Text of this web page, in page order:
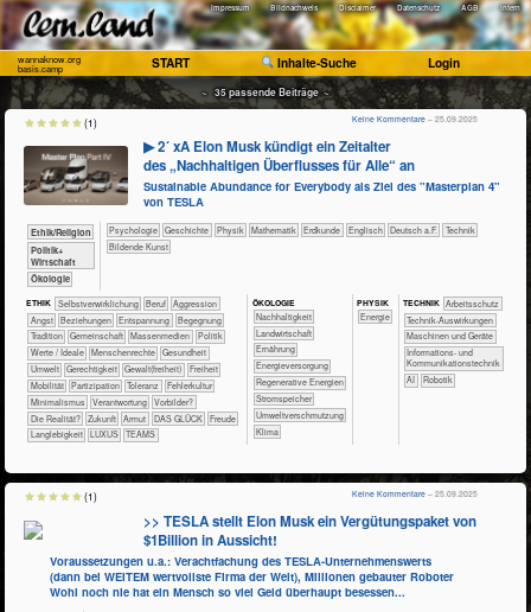
Impressum Bildnachweis Disclaimer Datenschutz AGB Intern
wannaknow.org
basis.camp START Inhalte-Suche Login
~ 35 passende Beiträge ~
▶ 2´ xA Elon Musk kündigt ein Zeitalter
des „Nachhaltigen Überflusses für Alle“ an
Sustainable Abundance for Everybody als Ziel des "Masterplan 4"
von TESLA
​​​​​​​​​​Ethik/​Religion
​​​​​​​​​Politik+​
Wirtschaft
​​​​​​​Ökologie
​​​​​​​​​​Psychologie ​​​​​​​​Geschichte ​​​​​​​Physik ​​​​​​Mathematik ​​​​​Erdkunde ​​​​Englisch ​​​Deutsch a.F.
​Technik
Bildende Kunst
ETHIK ​​​​​​​​​​​​​​​​​​​​​​​​​​​​​​​​​​​​​​​​Selbst­verwirklichung ​​​​​​​​​​​​​​​Beruf
​​​​​​​​​​​​​Aggression
​​​​​​​​​​​​​Angst
​​​​​​​​​​​​​Beziehungen ​​​​​​​​​​​​​Entspannung
​​​​​​​​​​​​Begegnung
​​​​​​​​​​​Tradition
​​​​​​​​​​Gemeinschaft ​​​​​​​​​Massenmedien
​​​​​​​​​Politik
​​​​​​​​Werte / Ideale
​​​​​​​Menschenrechte
​​​​​​Gesundheit
​​​​​Umwelt
​​​​Gerechtigkeit ​​​​Gewalt(freiheit)
​​​Freiheit
​​​Mobilität
​​​Partizipation ​​​Toleranz
​​Fehlerkultur
​​Minimalismus
​​Verantwortung
​​Vorbilder?
​Die Realität?
​Zukunft Armut DAS GLÜCK
Freude
Langlebigkeit
LUXUS TEAMS
ÖKO​LOGIE
​​​​​​​​​​​​​​​Nachhaltigkeit
​​​​​Landwirtschaft
​​​​Ernährung
​​​Energieversorgung
​​​Regenerative Energien
​​​Stromspeicher
​​Umweltverschmutzung
Klima
PHY​SIK
​​Energie
TECH​NIK ​​​​​​Arbeitsschutz
​​​​​​Technik-Auswirkungen
​​​​Maschinen und Geräte
​​​Informations- und
Kommunikationstechnik
​​AI
Robotik
Keine Kommentare – 25.09.2025
(1)
>> TESLA stellt Elon Musk ein Vergütungspaket von
$1Billion in Aussicht!
Voraussetzungen u.a.: Verachtfachung des TESLA-Unternehmenswerts
(dann bei WEITEM wertvollste Firma der Welt), Millionen gebauter Roboter
Wohl noch nie hat ein Mensch so viel Geld überhaupt besessen...
Keine Kommentare – 25.09.2025
(1)